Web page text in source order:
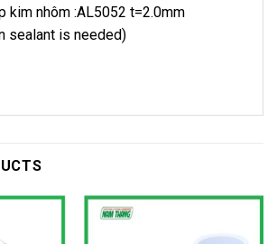
kim nhôm :AL5052 t=2.0mm
sealant is needed)